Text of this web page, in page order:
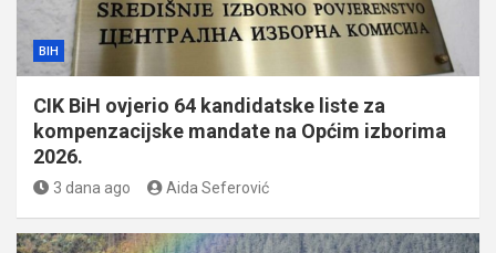
BIH
CIK BiH ovjerio 64 kandidatske liste za
kompenzacijske mandate na Općim izborima
2026.
3 dana ago Aida Seferović